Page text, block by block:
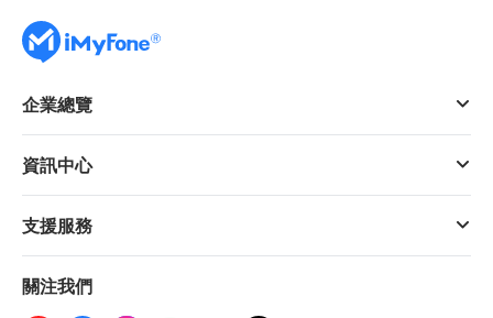
企業總覽
資訊中心
支援服務
關注我們